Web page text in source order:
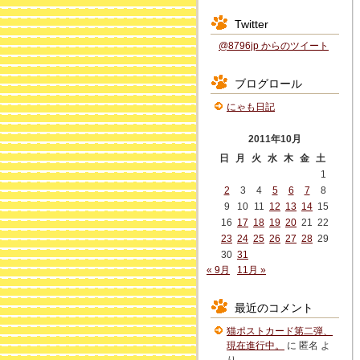
Twitter
@8796jp からのツイート
ブログロール
にゃも日記
2011年10月
日
月 火 水 木 金 土
1
2
3 4 5 6 7
8
9
10 11 12 13 14 15
16 17 18 19 20 21 22
23 24 25 26 27 28 29
30 31
« 9月
11月 »
最近のコメント
猫ポストカード第二弾、
現在進行中。
に 匿名 よ